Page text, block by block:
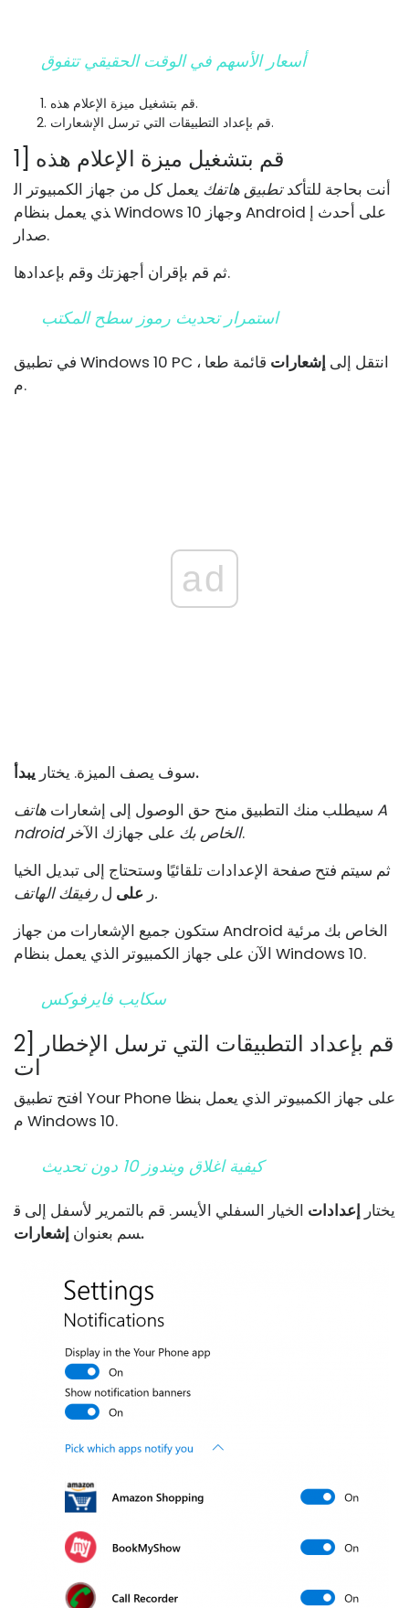
أسعار الأسهم في الوقت الحقيقي تتفوق
قم بتشغيل ميزة الإعلام هذه.
قم بإعداد التطبيقات التي ترسل الإشعارات.
1] قم بتشغيل ميزة الإعلام هذه
أنت بحاجة للتأكدتطبيق هاتفك يعمل كل من جهاز الكمبيوتر ال
ذي يعمل بنظام Windows 10 وجهاز Android على أحدث إ
صدار.
ثم قم بإقران أجهزتك وقم بإعدادها.
استمرار تحديث رموز سطح المكتب
في تطبيق Windows 10 PC ، انتقل إلى إشعارات قائمة طعا
م.
ad
سوف يصف الميزة. يختاريبدأ.
سيطلب منك التطبيق منح حق الوصول إلى إشعارات هاتف A
ndroid الخاص بكعلى جهازك الآخر.
ثم سيتم فتح صفحة الإعدادات تلقائيًا وستحتاج إلى تبديل الخيا
ر على ل
رفيقك الهاتف.
ستكون جميع الإشعارات من جهاز Android الخاص بك مرئية
الآن على جهاز الكمبيوتر الذي يعمل بنظام Windows 10.
سكايب فايرفوكس
2] قم بإعداد التطبيقات التي ترسل الإخطار
ات
افتح تطبيق Your Phone على جهاز الكمبيوتر الذي يعمل بنظا
م Windows 10.
كيفية اغلاق ويندوز 10 دون تحديث
يختار إعدادات الخيار السفلي الأيسر. قم بالتمرير لأسفل إلى ق
سم بعنوانإشعارات.